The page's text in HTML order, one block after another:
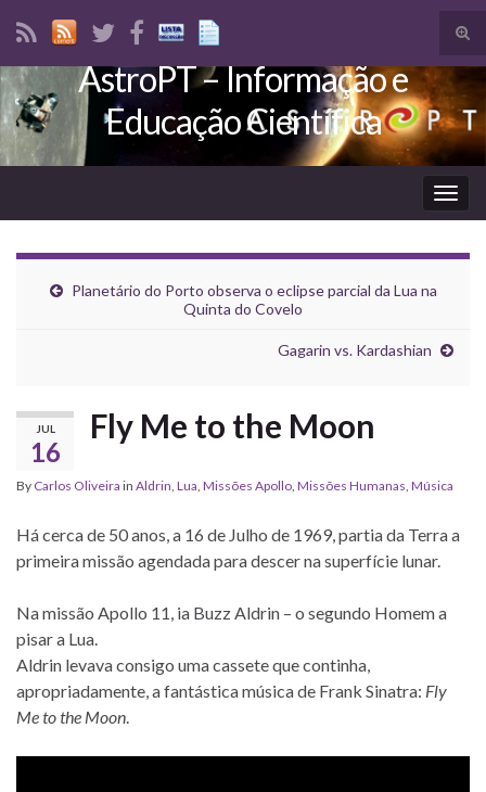
Search for:
AstroPT – Informação e
Educação Científica
Planetário do Porto observa o eclipse parcial da Lua na
Quinta do Covelo
Gagarin vs. Kardashian
JUL
16
Fly Me to the Moon
By Carlos Oliveira in Aldrin, Lua, Missões Apollo, Missões Humanas, Música
Há cerca de 50 anos, a 16 de Julho de 1969, partia da Terra a
primeira missão agendada para descer na superfície lunar.
Na missão Apollo 11, ia Buzz Aldrin – o segundo Homem a
pisar a Lua.
Aldrin levava consigo uma cassete que continha,
apropriadamente, a fantástica música de Frank Sinatra: Fly
Me to the Moon.